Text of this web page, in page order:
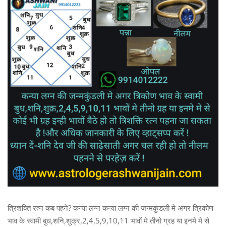
त्रिशक्ति रत्न कब पहने? कन्या लग्न कन्या लग्न की जन्मकुंडली मे अगर त्रिकोण
भाव के स्वामी बुध,शनि,शुक्र,2,4,5,9,10,11 भावों मे तीनो ग्रह या इनमे मे से